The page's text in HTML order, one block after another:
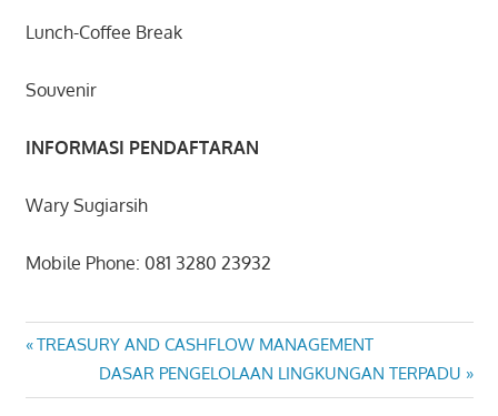
Lunch-Coffee Break
Souvenir
INFORMASI PENDAFTARAN
Wary Sugiarsih
Mobile Phone: 081 3280 23932
CONTRACT
Post
navigation
Previous
TREASURY AND CASHFLOW MANAGEMENT
Next
Post:
DASAR PENGELOLAAN LINGKUNGAN TERPADU